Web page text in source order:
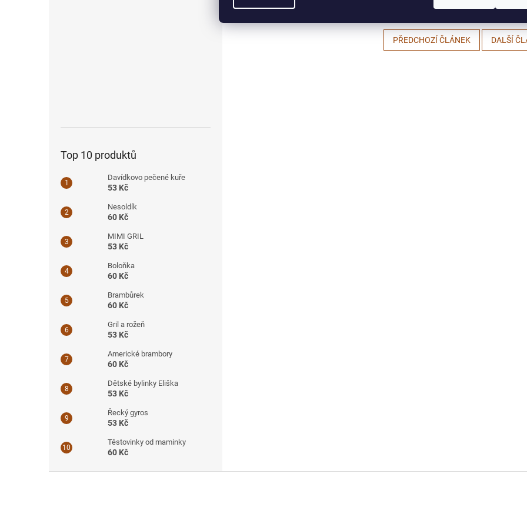
Top 10 produktů
Davídkovo pečené kuře
53 Kč
Nesoldík
60 Kč
MIMI GRIL
53 Kč
Boloňka
60 Kč
Brambůrek
60 Kč
Gril a rožeň
53 Kč
Americké brambory
60 Kč
Dětské bylinky Eliška
53 Kč
Řecký gyros
53 Kč
Těstovinky od maminky
60 Kč
PŘEDCHOZÍ ČLÁNEK DALŠÍ